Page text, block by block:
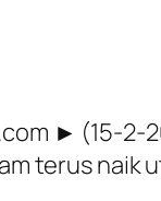
► (15-2-
terus naik